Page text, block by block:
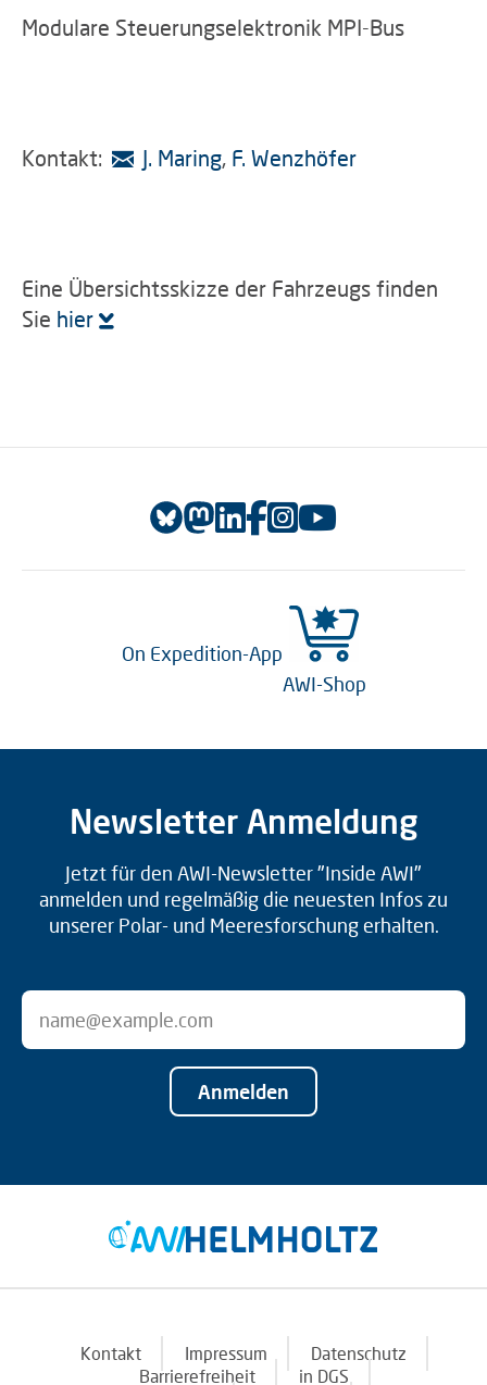
Modulare Steuerungselektronik MPI-Bus
Kontakt: J. Maring, F. Wenzhöfer
Eine Übersichtsskizze der Fahrzeugs finden
Sie hier
On Expedition-App
AWI-Shop
Newsletter Anmeldung
Jetzt für den AWI-Newsletter "Inside AWI"
anmelden und regelmäßig die neuesten Infos zu
unserer Polar- und Meeresforschung erhalten.
Anmelden
Kontakt Impressum
Datenschutz
Barrierefreiheit
in DGS